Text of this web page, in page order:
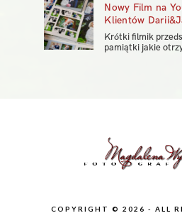
Nowy Film na
Klientów
Krótki filmik
pamiątki jakie
COPYRIGHT © 2026 - ALL